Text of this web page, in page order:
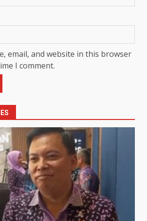
email, and website in this browser
I comment.